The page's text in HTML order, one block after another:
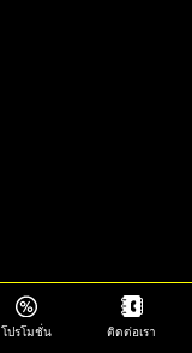
โปรโมชั่น ติดต่อเรา